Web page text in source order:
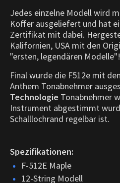
Jedes einzelne Modell wird
Koffer ausgeliefert und hat
Zertifikat mit dabei.
Kalifornien, USA mit den
"ersten, legendären Modelle"!
Final wurde die F512e mit
Anthem Tonabnehmer
Technologie Tonabnehmer
Instrument abgestimmt
Schalllochrand regelbar ist.
Spezifikationen:
F-512E Maple
12-String Modell